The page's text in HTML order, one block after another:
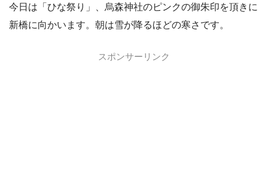
今日は「ひな祭り」、烏森神社のピンクの御朱印を頂きに
新橋に向かいます。朝は雪が降るほどの寒さです。
スポンサーリンク